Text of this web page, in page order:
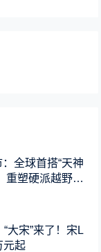
全球首搭“天神
重塑硬派越野新
大宋”来了！宋L
元起